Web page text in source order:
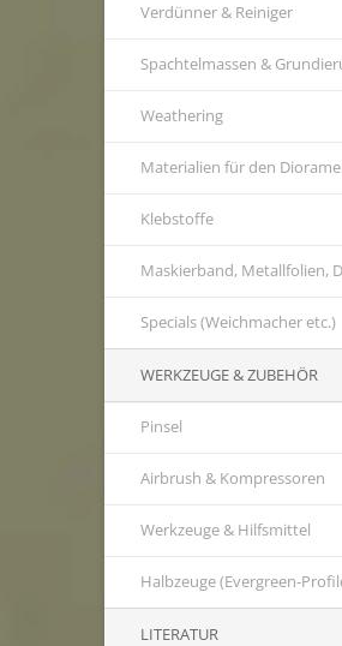
Verdünner & Reiniger
Spachtelmassen &
Weathering
Materialien für den
Klebstoffe
Maskierband, Metallfolien,
Specials (Weichmacher etc.)
WERKZEUGE & ZUBEHÖR
Pinsel
Airbrush & Kompressoren
Werkzeuge & Hilfsmittel
Halbzeuge (Evergreen-
LITERATUR